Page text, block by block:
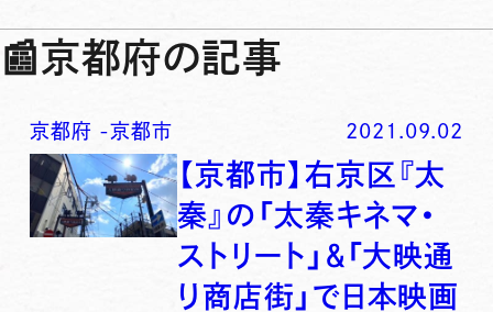
📰京都府の記事
京都府 -京都市 2021.09.02
【京都市】右京区『太
秦』の「太秦キネマ・
ストリート」＆「大映通
り商店街」で日本映画